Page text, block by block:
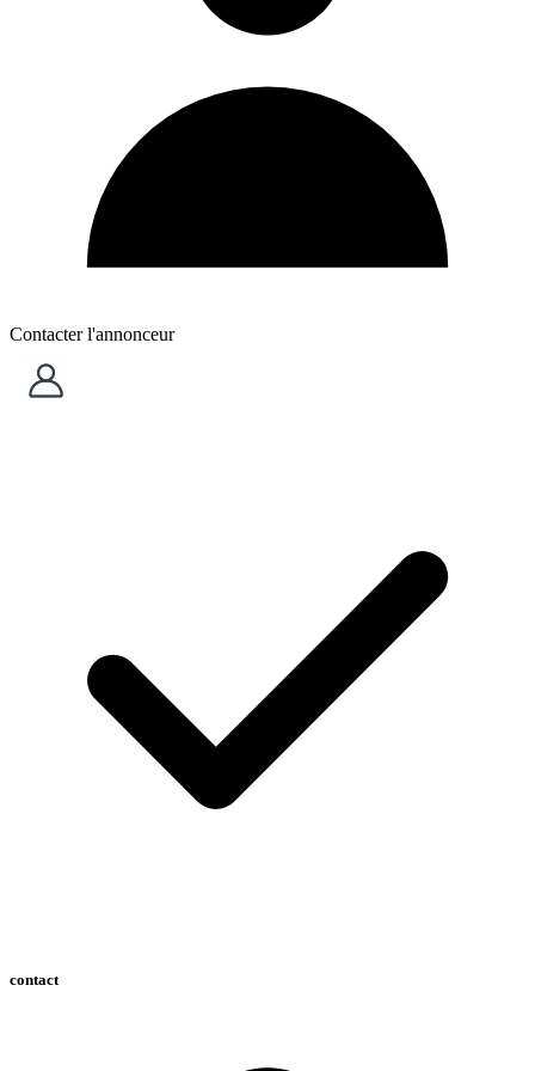
Contacter l'annonceur
contact